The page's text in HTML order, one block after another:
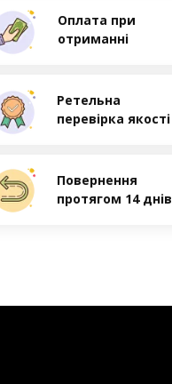
Оплата при
отриманні
Ретельна
перевірка якості
Повернення
протягом 14 днів